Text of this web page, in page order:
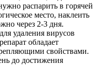
распарить в горячей
место, наклеить
через 2-3 дня.
удаления вирусов
обладает
свойствами.
до достижения